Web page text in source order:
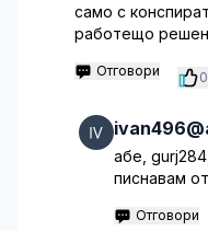
само с
работещо
Отговори 0
абе,
писнавам
Отговори